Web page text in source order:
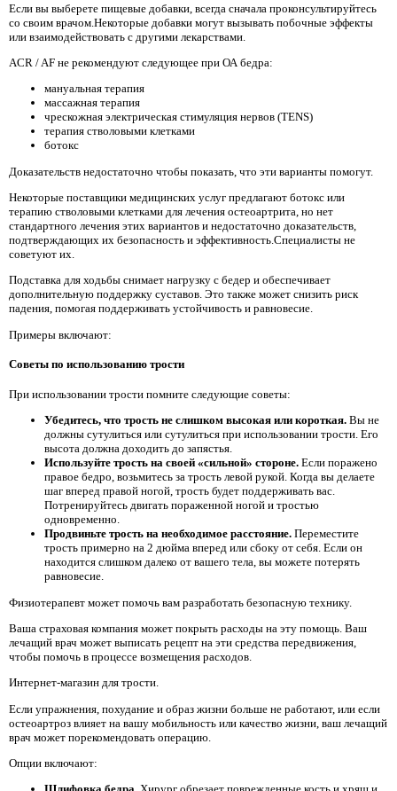
Если вы выберете пищевые добавки, всегда сначала проконсультируйтесь
со своим врачом.Некоторые добавки могут вызывать побочные эффекты
или взаимодействовать с другими лекарствами.
ACR / AF не рекомендуют следующее при ОА бедра:
мануальная терапия
массажная терапия
чрескожная электрическая стимуляция нервов (TENS)
терапия стволовыми клетками
ботокс
Доказательств недостаточно чтобы показать, что эти варианты помогут.
Некоторые поставщики медицинских услуг предлагают ботокс или
терапию стволовыми клетками для лечения остеоартрита, но нет
стандартного лечения этих вариантов и недостаточно доказательств,
подтверждающих их безопасность и эффективность.Специалисты не
советуют их.
Подставка для ходьбы снимает нагрузку с бедер и обеспечивает
дополнительную поддержку суставов. Это также может снизить риск
падения, помогая поддерживать устойчивость и равновесие.
Примеры включают:
Советы по использованию трости
При использовании трости помните следующие советы:
Убедитесь, что трость не слишком высокая или короткая. Вы не
должны сутулиться или сутулиться при использовании трости. Его
высота должна доходить до запястья.
Используйте трость на своей «сильной» стороне. Если поражено
правое бедро, возьмитесь за трость левой рукой. Когда вы делаете
шаг вперед правой ногой, трость будет поддерживать вас.
Потренируйтесь двигать пораженной ногой и тростью
одновременно.
Продвиньте трость на необходимое расстояние. Переместите
трость примерно на 2 дюйма вперед или сбоку от себя. Если он
находится слишком далеко от вашего тела, вы можете потерять
равновесие.
Физиотерапевт может помочь вам разработать безопасную технику.
Ваша страховая компания может покрыть расходы на эту помощь. Ваш
лечащий врач может выписать рецепт на эти средства передвижения,
чтобы помочь в процессе возмещения расходов.
Интернет-магазин для трости.
Если упражнения, похудание и образ жизни больше не работают, или если
остеоартроз влияет на вашу мобильность или качество жизни, ваш лечащий
врач может порекомендовать операцию.
Опции включают: